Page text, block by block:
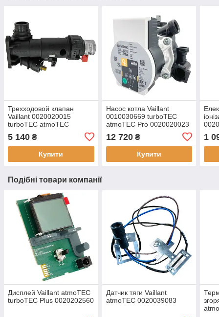
Трехходовой клапан
Vaillant 0020020015
turboTEC atmoTEC
5 140 ₴
Купити
Насос котла Vaillant
0010030669 turboTEC
atmoTEC Pro 0020020023
12 720₴
Купити
1
Подібні товари компанії
Дисплей Vaillant atmoTEC
turboTEC Plus 0020202560
Датчик тяги Vaillant
atmoTEC 0020039083